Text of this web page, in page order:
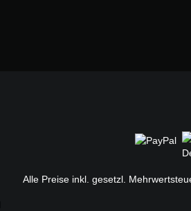
Alle Preise inkl. gesetzl.